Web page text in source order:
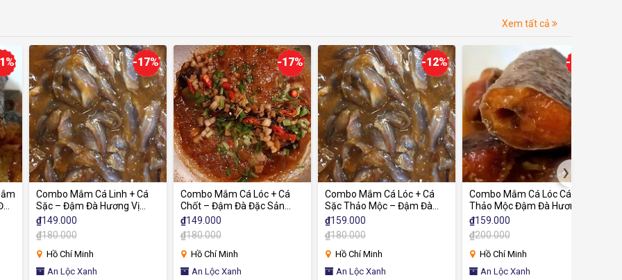
Xem tất cả
-17%
Combo Mắm Cá Linh + Cá
Sặc – Đậm Đà Hương Vị
Miền Tây
149.000
180.000
Hồ Chí Minh
An Lộc Xanh
-17%
Combo Mắm Cá Lóc + Cá
Chốt – Đậm Đà Đặc Sản
Miền Tây
149.000
180.000
Hồ Chí Minh
An Lộc Xanh
-12%
Combo Mắm Cá Lóc + Cá
Sặc Thảo Mộc – Đậm Đà
Hương Vị Miền Tây
159.000
180.000
Hồ Chí Minh
An Lộc Xanh
-21%
Combo Mắm Cá Lóc Cá Linh
Thảo Mộc Đậm Đà Hương Vị
Miền Tây
159.000
200.000
Hồ Chí Minh
An Lộc Xanh
›